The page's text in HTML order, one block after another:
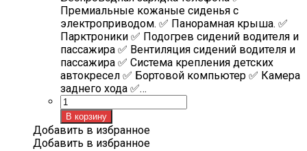
Премиальные кожаные сиденья с
электроприводом. ✅ Панорамная крыша. ✅
Парктроники ✅ Подогрев сидений водителя и
пассажира ✅ Вентиляция сидений водителя и
пассажира ✅ Система крепления детских
автокресел ✅ Бортовой компьютер ✅ Камера
заднего хода ✅…
Количество
товара
Toyota
RAV4
В корзину
Добавить в избранное
Добавить в избранное